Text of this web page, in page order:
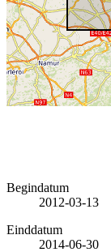
Begindatum
2012-03-13
Einddatum
2014-06-30